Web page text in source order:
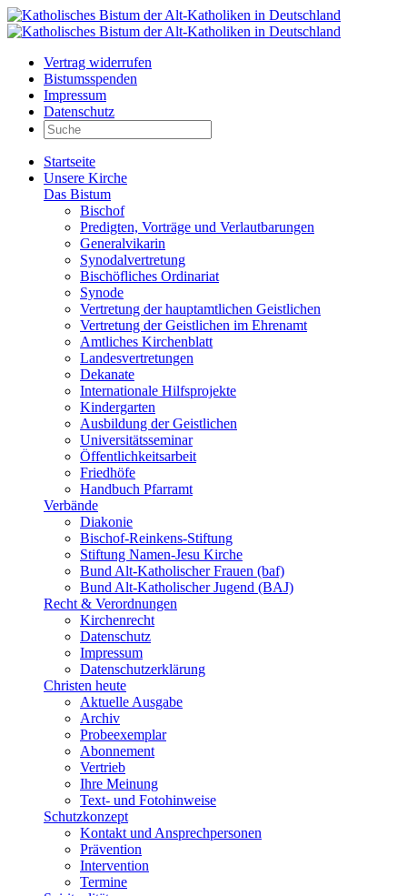
Vertrag widerrufen
Bistumsspenden
Impressum
Datenschutz
Startseite
Unsere Kirche
Das Bistum
Bischof
Predigten, Vorträge und Verlautbarungen
Generalvikarin
Synodalvertretung
Bischöfliches Ordinariat
Synode
Vertretung der hauptamtlichen Geistlichen
Vertretung der Geistlichen im Ehrenamt
Amtliches Kirchenblatt
Landesvertretungen
Dekanate
Internationale Hilfsprojekte
Kindergarten
Ausbildung der Geistlichen
Universitätsseminar
Öffentlichkeitsarbeit
Friedhöfe
Handbuch Pfarramt
Verbände
Diakonie
Bischof-Reinkens-Stiftung
Stiftung Namen-Jesu Kirche
Bund Alt-Katholischer Frauen (baf)
Bund Alt-Katholischer Jugend (BAJ)
Recht & Verordnungen
Kirchenrecht
Datenschutz
Impressum
Datenschutzerklärung
Christen heute
Aktuelle Ausgabe
Archiv
Probeexemplar
Abonnement
Vertrieb
Ihre Meinung
Text- und Fotohinweise
Schutzkonzept
Kontakt und Ansprechpersonen
Prävention
Intervention
Termine